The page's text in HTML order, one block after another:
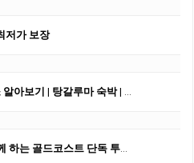
저가 보장
[탕갈루마 리조트] 탕갈루마 숙소 알아보기 | 탕갈루마 숙박 | 탕갈루마 리조트 예약
[프라이빗 투어] HT여행사와 함께 하는 골드코스트 단독 투어!!!